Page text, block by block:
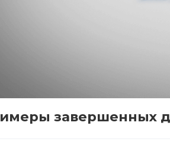
завершенных